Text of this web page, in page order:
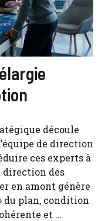
découle
de direction
ces experts à
direction des
en amont génère
du plan, condition
et ...